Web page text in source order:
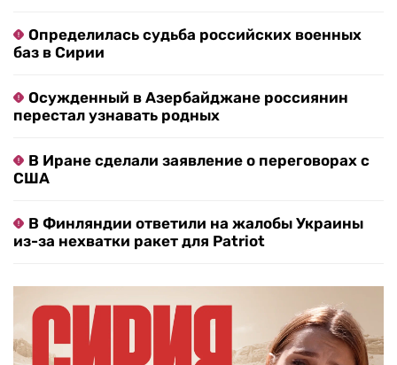
Определилась судьба российских военных
баз в Сирии
Осужденный в Азербайджане россиянин
перестал узнавать родных
В Иране сделали заявление о переговорах с
США
В Финляндии ответили на жалобы Украины
из-за нехватки ракет для Patriot